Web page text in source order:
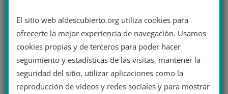
El sitio web aldescubierto.org utiliza cookies para
ofrecerte la mejor experiencia de navegación. Usamos
cookies propias y de terceros para poder hacer
seguimiento y estadísticas de las visitas, mantener la
seguridad del sitio, utilizar aplicaciones como la
reproducción de vídeos y redes sociales y para mostrar